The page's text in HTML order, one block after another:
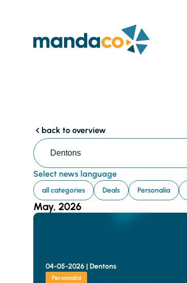
back to overview
Select news language
all categories Deals Personalia
May, 2026
04-05-2026 | Dentons
Personalia